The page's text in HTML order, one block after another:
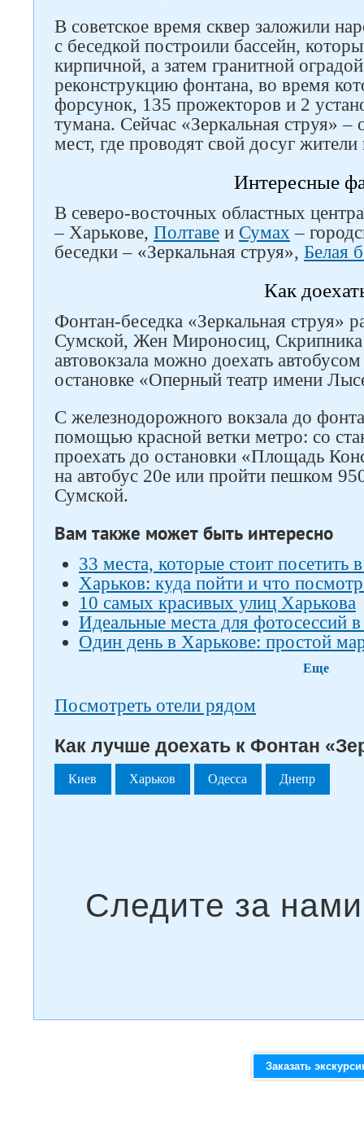
В советское время сквер заложили
с беседкой построили бассейн,
кирпичной, а затем гранитной
реконструкцию фонтана, во время
форсунок, 135 прожекторов и 2
тумана. Сейчас «Зеркальная струя»
мест, где проводят свой досуг
Интересные
В северо-восточных областных
– Харькове, Полтаве и Сумах –
беседки – «Зеркальная струя», Белая
Как
Фонтан-беседка «Зеркальная струя»
Сумской, Жен Мироносиц,
автовокзала можно доехать
остановке «Оперный театр имени
С железнодорожного вокзала до
помощью красной ветки метро: со
проехать до остановки «Площадь
на автобус 20е или пройти пешком
Сумской.
Вам также может быть интересно
33 места, которые стоит посетить
Харьков: куда пойти и что
10 самых красивых улиц Харькова
Идеальные места для фотосессий
Один день в Харькове: простой
Еще
Посмотреть отели рядом
Как лучше доехать к Фонтан
Киев Харьков Одесса Днепр
Заказать